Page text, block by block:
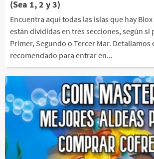
(Sea 1, 2 y 3)
Encuentra aquí todas las islas que hay
están divididas en tres secciones, según si
Primer, Segundo o Tercer Mar. Detallamos
recomendado para entrar en...